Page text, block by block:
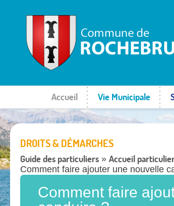
Accueil Vie Municipale
DROITS & DÉMARCHES
Guide des particuliers » Accueil
Comment faire ajouter une nouvelle
Comment faire